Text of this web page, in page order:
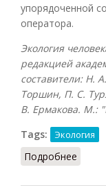
упорядоченной
оператора.
Экология
редакцией
составители: Н.
Торшин, П. С.
В. Ермакова. М.:
Tags:
Экология
Подробнее